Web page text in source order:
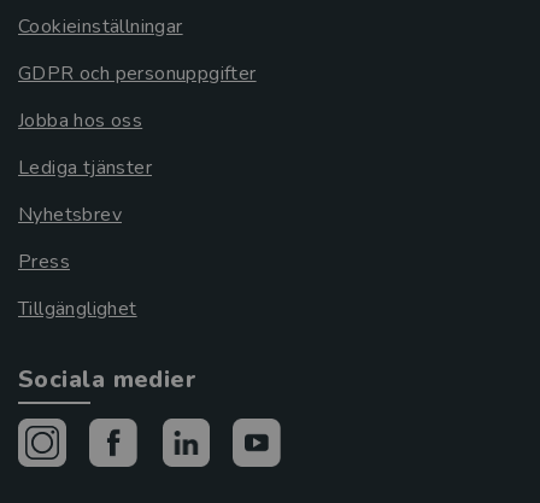
Cookieinställningar
GDPR och personuppgifter
Jobba hos oss
Lediga tjänster
Nyhetsbrev
Press
Tillgänglighet
Sociala medier